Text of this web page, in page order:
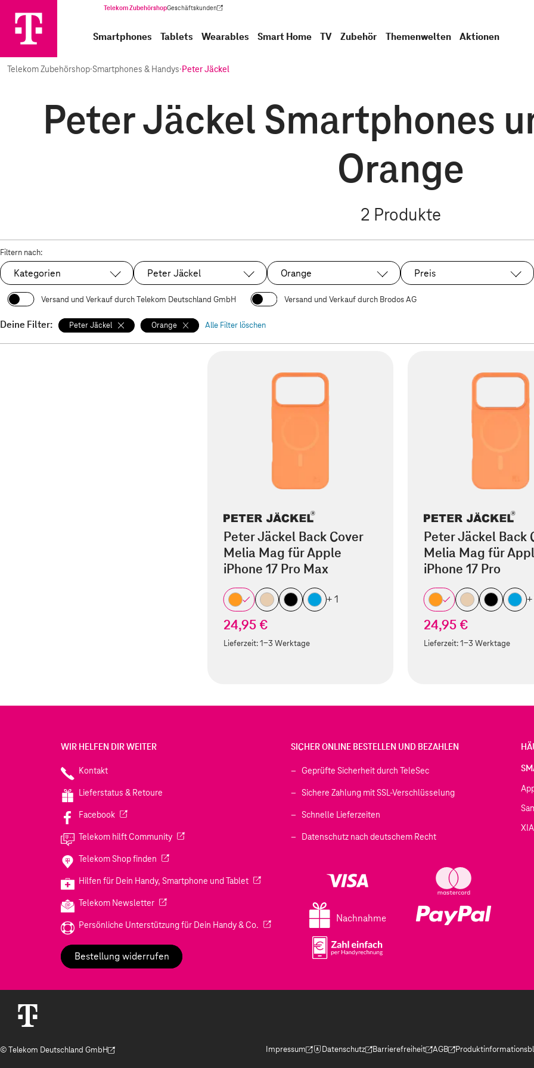
Telekom ZubehörshopGeschäftskunden
(Wird in einem neuen Tab geöffnet)
Smartphones Tablets Wearables Smart Home TV Zubehör Themenwelten Aktionen
Telekom Zubehörshop·Smartphones & Handys·Peter Jäckel
Peter Jäckel Smartphones
Orange
2 Produkte
Filtern nach:
Kategorien Ausgewählt:
Peter Jäckel Ausgewählt:
Orange Preis
Versand und Verkauf durch Telekom Deutschland GmbH Versand und Verkauf durch Brodos AG
Deine Filter: Peter Jäckel Orange Alle Filter löschen
Peter Jäckel Back Cover
Melia Mag für Apple
iPhone 17 Pro Max
+ 1
24,95 €
Lieferzeit:1-3 Werktage
Peter Jäckel Back
Melia Mag für
iPhone 17 Pro
+
24,95 €
Lieferzeit:1-3 Werktage
WIR HELFEN DIR WEITER
Kontakt
Lieferstatus & Retoure
Facebook(Wird in einem neuen Tab geöffnet)
Telekom hilft Community(Wird in einem neuen Tab geöffnet)
Telekom Shop finden (Wird in einem neuen Tab geöffnet)
Hilfen für Dein Handy, Smartphone und Tablet(Wird in einem neuen Tab geöffnet)
Telekom Newsletter(Wird in einem neuen Tab geöffnet)
Persönliche Unterstützung für Dein Handy & Co. (Wird in einem neuen Tab geöffnet)
Bestellung widerrufen
SICHER ONLINE BESTELLEN UND BEZAHLEN
Geprüfte Sicherheit durch TeleSec
Sichere Zahlung mit SSL-Verschlüsselung
Schnelle Lieferzeiten
Datenschutz nach deutschem Recht
Nachnahme
© Telekom Deutschland GmbH
(Der Link wird in einem neuen Tab geöffnet)
Impressum
(Der Link wird in einem neuen Tab geöffnet)
Datenschutz
(Der Link wird in einem neuen Tab geöffnet)
Barrierefreiheit
(Der Link wird in einem neuen Tab geöffnet)
AGB
(Der Link wird in einem
(Der Link wird in